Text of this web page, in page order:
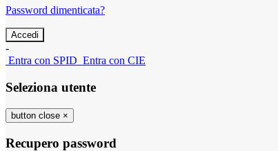
Password dimenticata?
-
Entra con SPID Entra con CIE
Seleziona utente
button close ×
Recupero password